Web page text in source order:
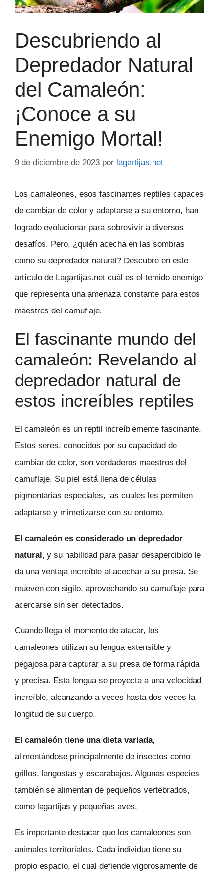
Descubriendo al
Depredador Natural
del Camaleón:
¡Conoce a su
Enemigo Mortal!
9 de diciembre de 2023 por lagartijas.net
Los camaleones, esos fascinantes reptiles capaces
de cambiar de color y adaptarse a su entorno, han
logrado evolucionar para sobrevivir a diversos
desafíos. Pero, ¿quién acecha en las sombras
como su depredador natural? Descubre en este
artículo de Lagartijas.net cuál es el temido enemigo
que representa una amenaza constante para estos
maestros del camuflaje.
El fascinante mundo del
camaleón: Revelando al
depredador natural de
estos increíbles reptiles
El camaleón es un reptil increíblemente fascinante.
Estos seres, conocidos por su capacidad de
cambiar de color, son verdaderos maestros del
camuflaje. Su piel está llena de células
pigmentarias especiales, las cuales les permiten
adaptarse y mimetizarse con su entorno.
El camaleón es considerado un depredador
natural, y su habilidad para pasar desapercibido le
da una ventaja increíble al acechar a su presa. Se
mueven con sigilo, aprovechando su camuflaje para
acercarse sin ser detectados.
Cuando llega el momento de atacar, los
camaleones utilizan su lengua extensible y
pegajosa para capturar a su presa de forma rápida
y precisa. Esta lengua se proyecta a una velocidad
increíble, alcanzando a veces hasta dos veces la
longitud de su cuerpo.
El camaleón tiene una dieta variada,
alimentándose principalmente de insectos como
grillos, langostas y escarabajos. Algunas especies
también se alimentan de pequeños vertebrados,
como lagartijas y pequeñas aves.
Es importante destacar que los camaleones son
animales territoriales. Cada individuo tiene su
propio espacio, el cual defiende vigorosamente de